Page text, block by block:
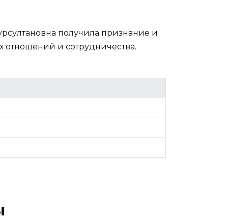
получила признание и
и сотрудничества.